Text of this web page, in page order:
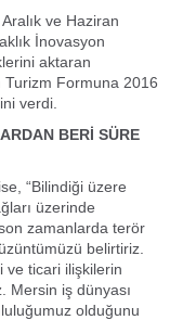
ve Haziran
İnovasyon
aktaran
Turizm Formuna 2016
verdi.
BERİ SÜRE
“Bilindiği üzere
üzerinde
zamanlarda terör
belirtiriz.
ve ticari ilişkilerin
Mersin iş dünyası
olduğunu